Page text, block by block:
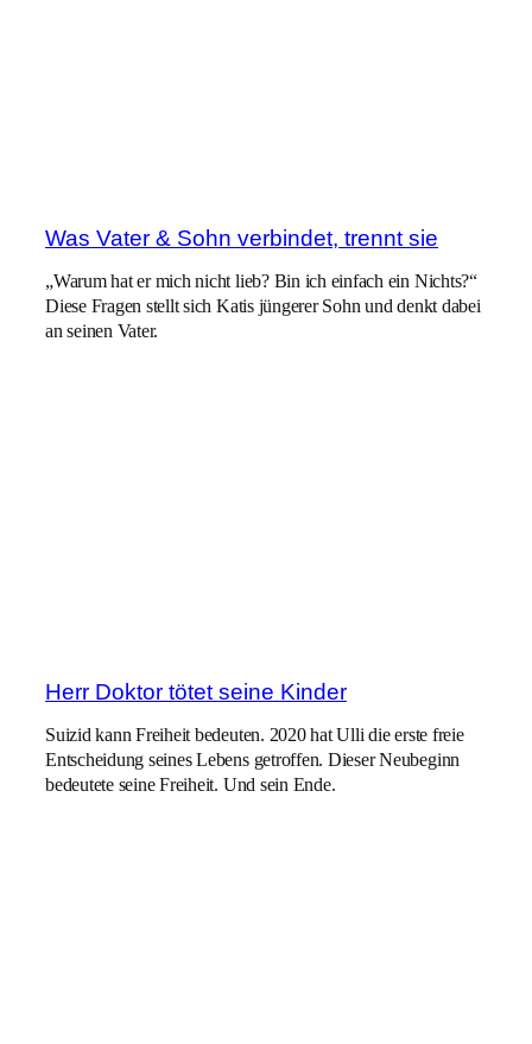
Was Vater & Sohn verbindet, trennt sie
„Warum hat er mich nicht lieb? Bin ich einfach ein Nichts?“
Diese Fragen stellt sich Katis jüngerer Sohn und denkt dabei
an seinen Vater.
Herr Doktor tötet seine Kinder
Suizid kann Freiheit bedeuten. 2020 hat Ulli die erste freie
Entscheidung seines Lebens getroffen. Dieser Neubeginn
bedeutete seine Freiheit. Und sein Ende.